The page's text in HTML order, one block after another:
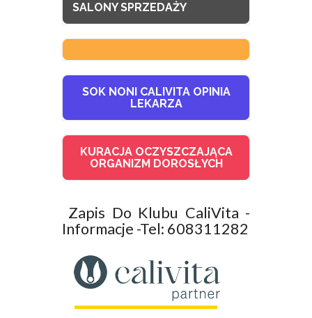
SALONY SPRZEDAŻY
SOK NONI CALIVITA OPINIA
LEKARZA
KURACJA OCZYSZCZAJĄCA
ORGANIZM DOROSŁYCH
Zapis Do Klubu CaliVita -
Informacje -Tel: 608311282